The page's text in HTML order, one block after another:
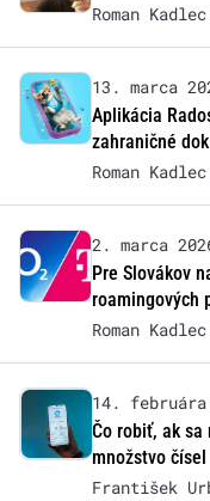
Roman Kadlec
13. marca
Aplikácia
zahraničné
Roman Kadlec
2. marca
Pre Slovákov
roamingových
Roman Kadlec
14. februára
Čo robiť, ak
množstvo čísel
František